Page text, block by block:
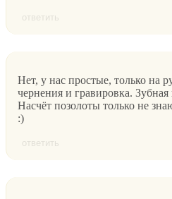
ответить
Нет, у нас простые, только на
чернения и гравировка. Зубная
Насчёт позолоты только не
:)
ответить